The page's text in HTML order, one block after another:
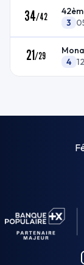
34/42
3
21/29
4